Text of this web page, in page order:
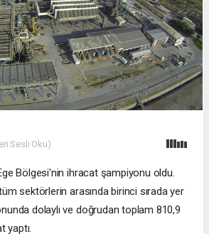
Sesli Oku)
Bölgesi'nin ihracat şampiyonu oldu.
sektörlerin arasında birinci sırada yer
dolaylı ve doğrudan toplam 810,9
yaptı.